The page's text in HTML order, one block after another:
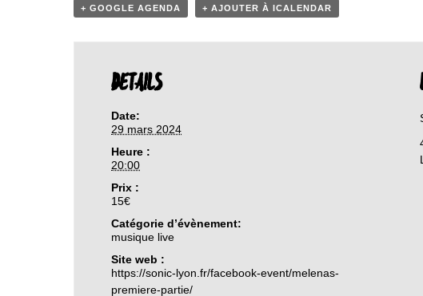
+ GOOGLE AGENDA + AJOUTER À ICALENDAR
DETAILS
Date:
29 mars 2024
Heure :
20:00
Prix :
15€
Catégorie d’évènement:
musique live
Site web :
https://sonic-lyon.fr/facebook-event/melenas-
premiere-partie/